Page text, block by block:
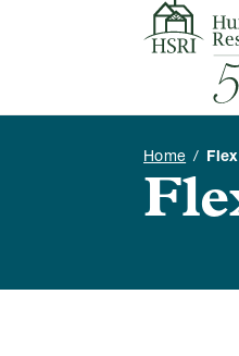
Skip to content
Home /